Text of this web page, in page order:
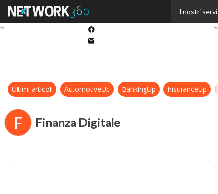
I nostri
Ultimi articoli AutomotiveUp BankingUp InsuranceUp
F Finanza Digitale